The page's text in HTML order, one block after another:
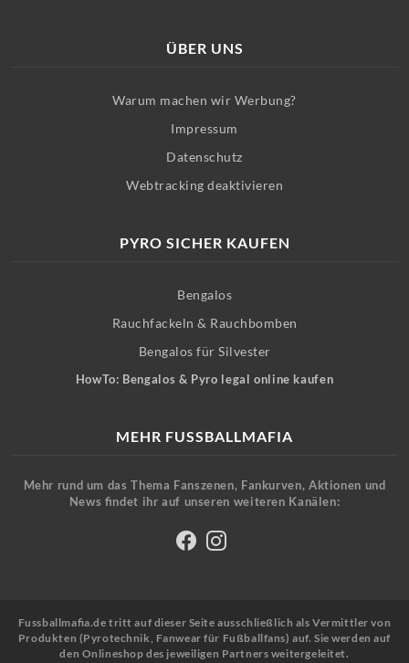
ÜBER UNS
Warum machen wir Werbung?
Impressum
Datenschutz
Webtracking deaktivieren
PYRO SICHER KAUFEN
Bengalos
Rauchfackeln & Rauchbomben
Bengalos für Silvester
HowTo: Bengalos & Pyro legal online kaufen
MEHR FUSSBALLMAFIA
Mehr rund um das Thema Fanszenen, Fankurven, Aktionen und
News findet ihr auf unseren weiteren Kanälen:
Fussballmafia.de tritt auf dieser Seite ausschließlich als Vermittler von
Produkten (Pyrotechnik, Fanwear für Fußballfans) auf. Sie werden auf
den Onlineshop des jeweiligen Partners weitergeleitet.